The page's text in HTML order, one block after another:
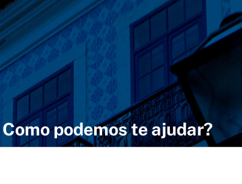
Como podemos te ajudar?